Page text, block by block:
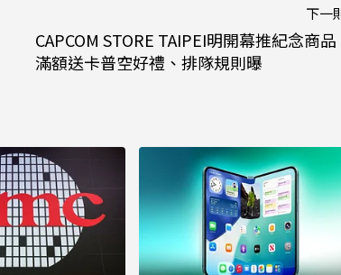
下一
CAPCOM STORE TAIPEI明開幕推紀念商品
滿額送卡普空好禮、排隊規則曝